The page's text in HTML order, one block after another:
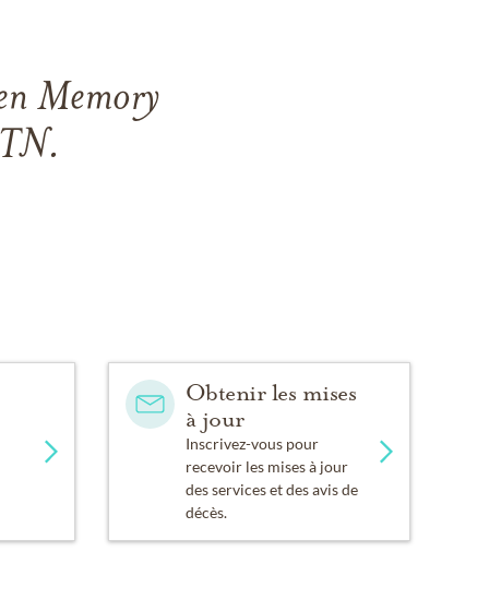
Memory
Obtenir les mises
à jour
Inscrivez-vous pour
recevoir les mises à jour
des services et des avis de
décès.